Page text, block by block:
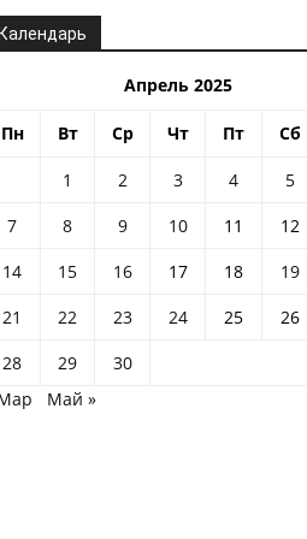
Апрель 2025
Пн Вт Ср Чт Пт Сб
1 2 3 4 5
7
8 9 10 11 12
14
15 16 17 18 19
21
22 23 24 25 26
28
29
30
Май »